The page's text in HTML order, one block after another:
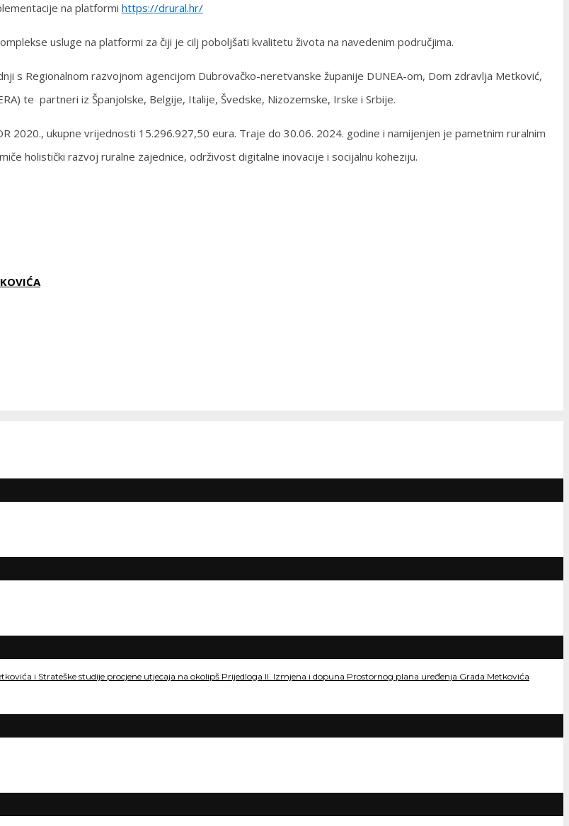
na platformi https://drural.hr/
usluge na platformi za čiji je cilj poboljšati kvalitetu života na navedenim područjima.
s Regionalnom razvojnom agencijom Dubrovačko-neretvanske županije DUNEA-om, Dom zdravlja Metković,
te partneri iz Španjolske, Belgije, Italije, Švedske, Nizozemske, Irske i Srbije.
2020., ukupne vrijednosti 15.296.927,50 eura. Traje do 30.06. 2024. godine i namijenjen je pametnim ruralnim
holistički razvoj ruralne zajednice, održivost digitalne inovacije i socijalnu koheziju.
i Strateške studije procjene utjecaja na okolipš Prijedloga II. Izmjena i dopuna Prostornog plana uređenja Grada Metkovića